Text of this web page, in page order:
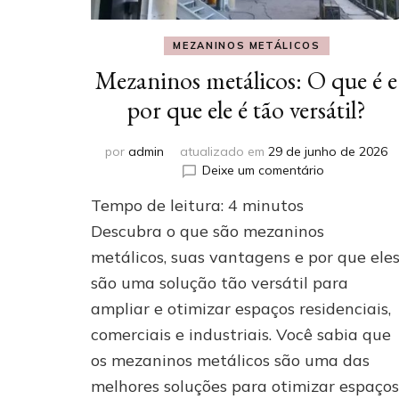
MEZANINOS METÁLICOS
Mezaninos metálicos: O que é e
por que ele é tão versátil?
poradmin atualizado em29 de junho de 2026
Deixe um comentárioem
O
é
e
por
que
ele
é
versátil?
Tempo de leitura: 4 minutos
Descubra o que são mezaninos
metálicos, suas vantagens e por que eles
são uma solução tão versátil para
ampliar e otimizar espaços residenciais,
comerciais e industriais. Você sabia que
os mezaninos metálicos são uma das
melhores soluções para otimizar espaços